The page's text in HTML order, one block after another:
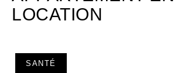
LOCATION
SANTÉ